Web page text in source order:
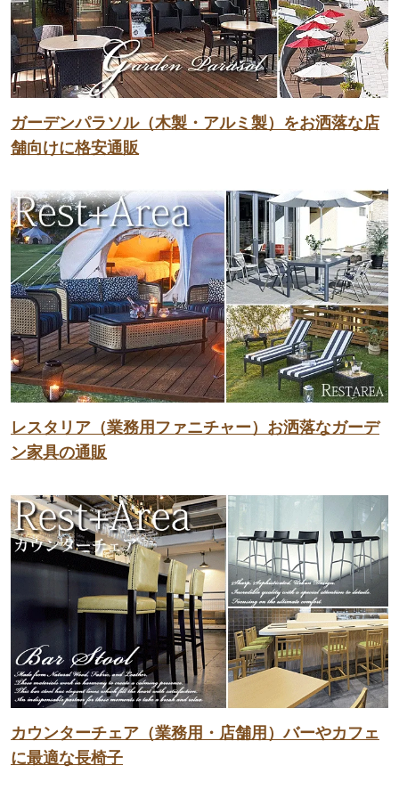
ガーデンパラソル（木製・アルミ製）をお洒落な店
舗向けに格安通販
レスタリア（業務用ファニチャー）お洒落なガーデ
ン家具の通販
カウンターチェア（業務用・店舗用）バーやカフェ
に最適な長椅子